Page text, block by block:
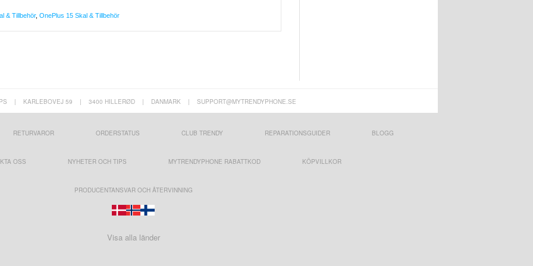
& Tillbehör, OnePlus 15 Skal & Tillbehör
| KARLEBOVEJ 59 | 3400 HILLERØD | DANMARK | SUPPORT@MYTRENDYPHONE.SE
RETURVAROR ORDERSTATUS CLUB TRENDY REPARATIONSGUIDER BLOGG
OSS NYHETER OCH TIPS MYTRENDYPHONE RABATTKOD KÖPVILLKOR
PRODUCENTANSVAR OCH ÅTERVINNING
Visa alla länder